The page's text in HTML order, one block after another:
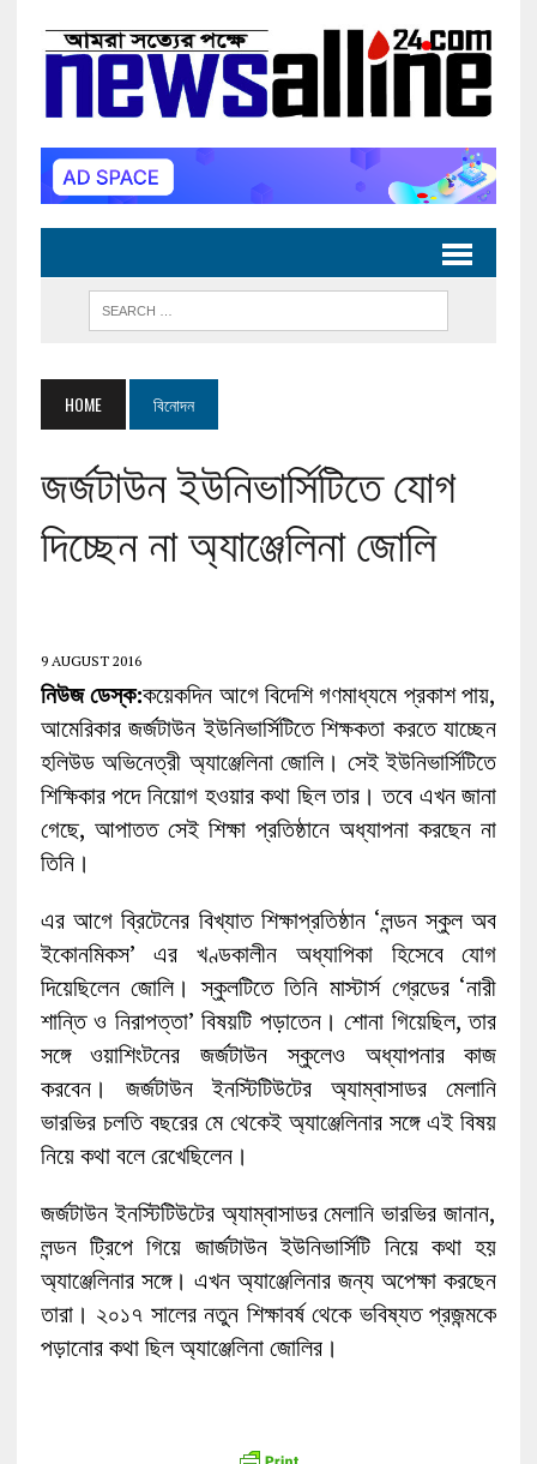
HOME বিনোদন
জর্জটাউন ইউনিভার্সিটিতে যোগ
দিচ্ছেন না অ্যাঞ্জেলিনা জোলি
9 AUGUST 2016
নিউজ ডেস্ক:কয়েকদিন আগে বিদেশি গণমাধ্যমে প্রকাশ পায়,
আমেরিকার জর্জটাউন ইউনিভার্সিটিতে শিক্ষকতা করতে যাচ্ছেন
হলিউড অভিনেত্রী অ্যাঞ্জেলিনা জোলি। সেই ইউনিভার্সিটিতে
শিক্ষিকার পদে নিয়োগ হওয়ার কথা ছিল তার। তবে এখন জানা
গেছে, আপাতত সেই শিক্ষা প্রতিষ্ঠানে অধ্যাপনা করছেন না
তিনি।
এর আগে ব্রিটেনের বিখ্যাত শিক্ষাপ্রতিষ্ঠান ‘লন্ডন স্কুল অব
ইকোনমিকস’ এর খণ্ডকালীন অধ্যাপিকা হিসেবে যোগ
দিয়েছিলেন জোলি। স্কুলটিতে তিনি মাস্টার্স গ্রেডের ‘নারী
শান্তি ও নিরাপত্তা’ বিষয়টি পড়াতেন। শোনা গিয়েছিল, তার
সঙ্গে ওয়াশিংটনের জর্জটাউন স্কুলেও অধ্যাপনার কাজ
করবেন। জর্জটাউন ইনস্টিটিউটের অ্যাম্বাসাডর মেলানি
ভারভির চলতি বছরের মে থেকেই অ্যাঞ্জেলিনার সঙ্গে এই বিষয়
নিয়ে কথা বলে রেখেছিলেন।
জর্জটাউন ইনস্টিটিউটের অ্যাম্বাসাডর মেলানি ভারভির জানান,
লন্ডন ট্রিপে গিয়ে জার্জটাউন ইউনিভার্সিটি নিয়ে কথা হয়
অ্যাঞ্জেলিনার সঙ্গে। এখন অ্যাঞ্জেলিনার জন্য অপেক্ষা করছেন
তারা। ২০১৭ সালের নতুন শিক্ষাবর্ষ থেকে ভবিষ্যত প্রজন্মকে
পড়ানোর কথা ছিল অ্যাঞ্জেলিনা জোলির।